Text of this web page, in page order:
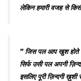
लेकिन हमारी वजह से
” जिस पल आप खुश होते
सिर्फ उसी पल अपनी
इसलिए पूरी ज़िन्दगी